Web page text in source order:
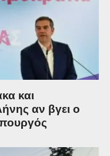
και
αν βγει ο